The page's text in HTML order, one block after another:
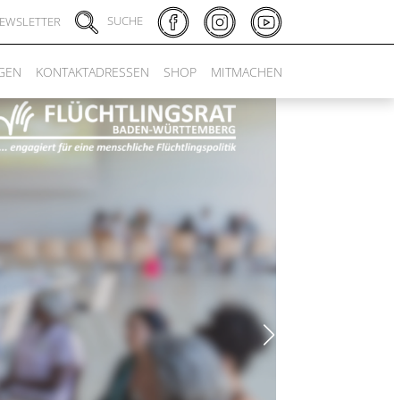
SUCHE
KONTAKTADRESSEN SHOP MITMACHEN